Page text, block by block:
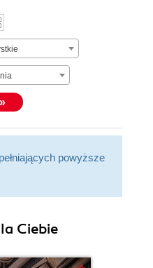
powyższe
Ciebie